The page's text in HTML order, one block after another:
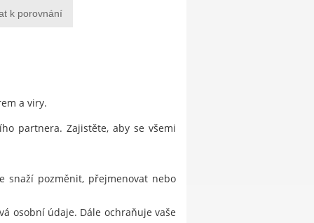
k porovnání
a viry.
partnera. Zajistěte, aby se všemi
snaží pozměnit, přejmenovat nebo
osobní údaje. Dále ochraňuje vaše